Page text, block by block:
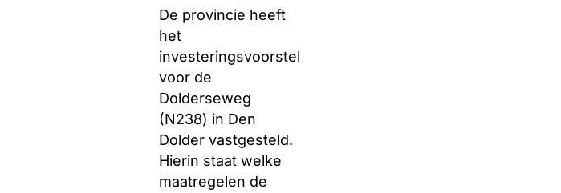
De provincie heeft
het
investeringsvoorstel
voor de
Dolderseweg
(N238) in Den
Dolder vastgesteld.
Hierin staat welke
maatregelen de